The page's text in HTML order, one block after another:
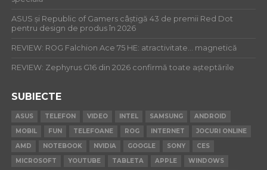
ASUS și Republic of Gamers câștigă 43 de premii Red Dot
pentru design de produs în 2026
REVIEW: ROG Falchion Ace 75 HE: atractivitate… magnetică
REVIEW: Zephyrus G16 din 2026 confirmă toate așteptările
SUBIECTE
ASUS TELEFON VIDEO INTEL SAMSUNG
ANDROID
MOBIL
FUN TELEFOANE ROG INTERNET
JOCURI ONLINE
AMD
NOTEBOOK NVIDIA GOOGLE SONY
CES
MICROSOFT
YOUTUBE TABLETA APPLE
WINDOWS